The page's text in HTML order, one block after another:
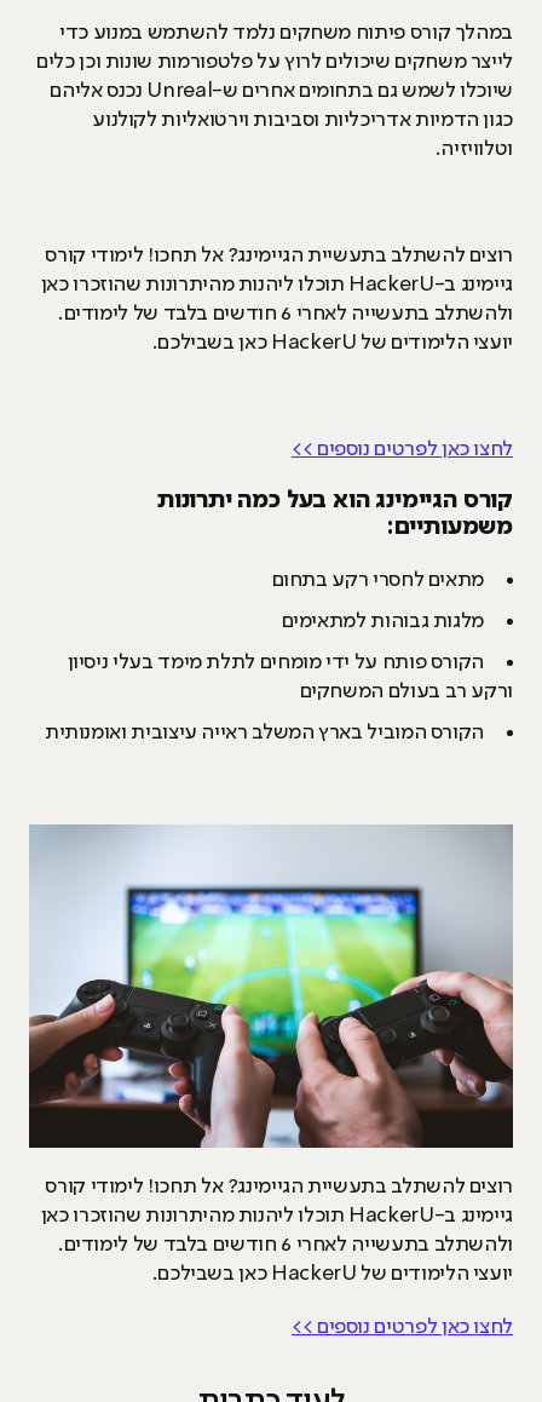
במהלך קורס פיתוח משחקים נלמד להשתמש במנוע כדי
לייצר משחקים שיכולים לרוץ על פלטפורמות שונות וכן כלים
שיוכלו לשמש גם בתחומים אחרים ש-Unreal נכנס אליהם
כגון הדמיות אדריכליות וסביבות וירטואליות לקולנוע
וטלוויזיה.
רוצים להשתלב בתעשיית הגיימינג? אל תחכו! לימודי קורס
גיימינג ב-HackerU תוכלו ליהנות מהיתרונות שהוזכרו כאן
ולהשתלב בתעשייה לאחרי 6 חודשים בלבד של לימודים.
יועצי הלימודים של HackerU כאן בשבילכם.
לחצו כאן לפרטים נוספים >>
קורס הגיימינג הוא בעל כמה יתרונות
משמעותיים:
מתאים לחסרי רקע בתחום
מלגות גבוהות למתאימים
הקורס פותח על ידי מומחים לתלת מימד בעלי ניסיון
ורקע רב בעולם המשחקים
הקורס המוביל בארץ המשלב ראייה עיצובית ואומנותית
רוצים להשתלב בתעשיית הגיימינג? אל תחכו! לימודי קורס
גיימינג ב-HackerU תוכלו ליהנות מהיתרונות שהוזכרו כאן
ולהשתלב בתעשייה לאחרי 6 חודשים בלבד של לימודים.
יועצי הלימודים של HackerU כאן בשבילכם.
לחצו כאן לפרטים נוספים >>